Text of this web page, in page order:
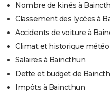
Nombre de kinés à
Classement des lycées à
Accidents de voiture à
Climat et historique
Salaires à Baincthun
Dette et budget de
Impôts à Baincthun